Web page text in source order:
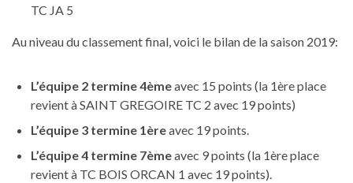
TC JA 5
Au niveau du classement final, voici le bilan de la saison 2019:
L’équipe 2 termine 4èmeavec 15 points (la 1ère place
revient à SAINT GREGOIRE TC 2 avec 19 points)
L’équipe 3 termine 1èreavec 19 points.
L’équipe 4 termine 7èmeavec 9 points (la 1ère place
revient à TC BOIS ORCAN 1 avec 19 points).